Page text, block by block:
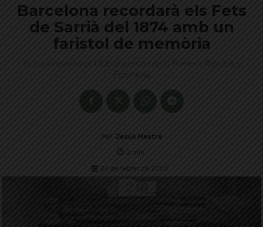
Barcelona recordarà els Fets
de Sarrià del 1874 amb un
faristol de memòria
Es commemora el 150è aniversari de la Primera República
Espanyola
Per Jesús Mestre
2 min.
24 de febrer de 2023